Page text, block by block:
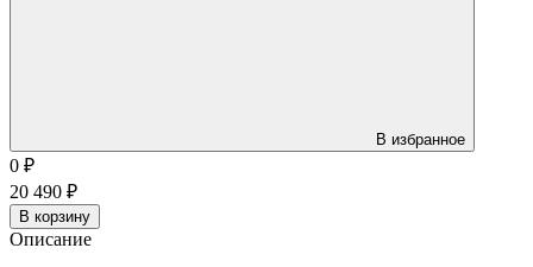
В избранное
0 ₽
20 490 ₽
В корзину
Описание